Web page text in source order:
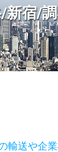
宿/
輸送や企